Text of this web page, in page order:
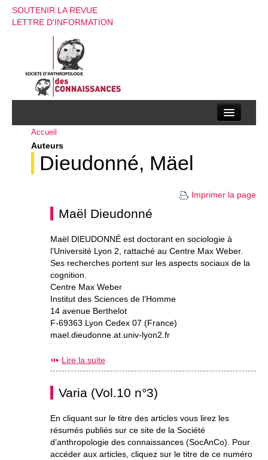
SOUTENIR LA REVUE
LETTRE D'INFORMATION
La société d’anthropologie des connaissances
La revue
Evenements
Accueil
Auteurs
Dieudonné, Mäel
Imprimer la page
Maël Dieudonné
Maël DIEUDONNÉ est doctorant en sociologie à
l’Université Lyon 2, rattaché au Centre Max Weber.
Ses recherches portent sur les aspects sociaux de la
cognition.
Centre Max Weber
Institut des Sciences de l’Homme
14 avenue Berthelot
F-69363 Lyon Cedex 07 (France)
mael.dieudonne.at.univ-lyon2.fr
Lire la suite
Varia (Vol.10 n°3)
En cliquant sur le titre des articles vous lirez les
résumés publiés sur ce site de la Société
d’anthropologie des connaissances (SocAnCo). Pour
accéder aux articles, cliquez sur le titre de ce numéro